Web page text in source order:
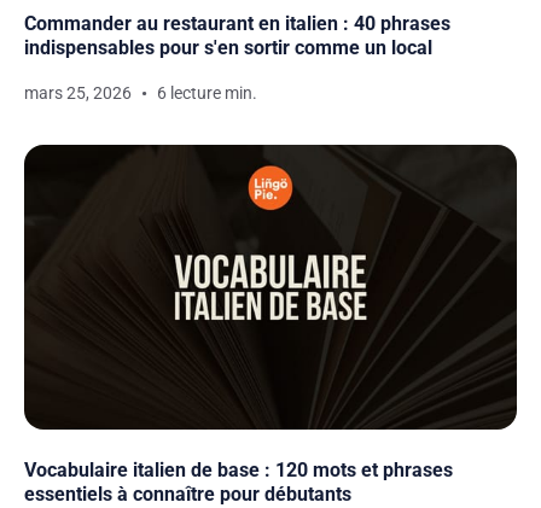
Commander au restaurant en italien : 40 phrases
indispensables pour s'en sortir comme un local
mars 25, 2026 6 lecture min.
Vocabulaire italien de base : 120 mots et phrases
essentiels à connaître pour débutants